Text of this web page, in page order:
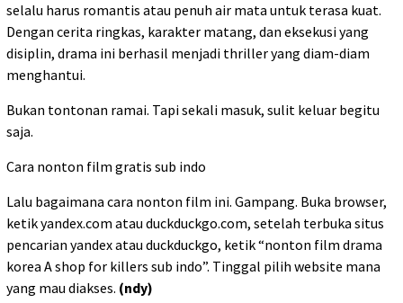
selalu harus romantis atau penuh air mata untuk terasa kuat.
Dengan cerita ringkas, karakter matang, dan eksekusi yang
disiplin, drama ini berhasil menjadi thriller yang diam-diam
menghantui.
Bukan tontonan ramai. Tapi sekali masuk, sulit keluar begitu
saja.
Cara nonton film gratis sub indo
Lalu bagaimana cara nonton film ini. Gampang. Buka browser,
ketik yandex.com atau duckduckgo.com, setelah terbuka situs
pencarian yandex atau duckduckgo, ketik “nonton film drama
korea A shop for killers sub indo”. Tinggal pilih website mana
yang mau diakses. (ndy)